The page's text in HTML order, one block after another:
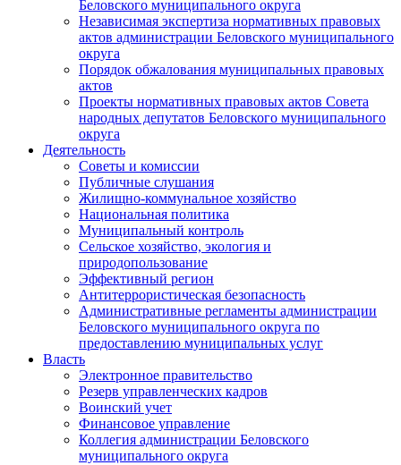
Беловского муниципального округа
Независимая экспертиза нормативных правовых
актов администрации Беловского муниципального
округа
Порядок обжалования муниципальных правовых
актов
Проекты нормативных правовых актов Совета
народных депутатов Беловского муниципального
округа
Деятельность
Советы и комиссии
Публичные слушания
Жилищно-коммунальное хозяйство
Национальная политика
Муниципальный контроль
Сельское хозяйство, экология и
природопользование
Эффективный регион
Антитеррористическая безопасность
Административные регламенты администрации
Беловского муниципального округа по
предоставлению муниципальных услуг
Власть
Электронное правительство
Резерв управленческих кадров
Воинский учет
Финансовое управление
Коллегия администрации Беловского
муниципального округа